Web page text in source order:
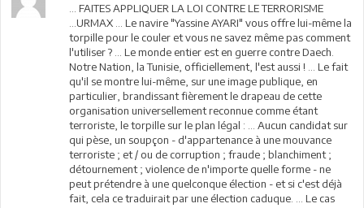
... FAITES APPLIQUER LA LOI CONTRE LE TERRORISME
...URMAX ... Le navire "Yassine AYARI" vous offre lui-même la
torpille pour le couler et vous ne savez même pas comment
l'utiliser ? ... Le monde entier est en guerre contre Daech.
Notre Nation, la Tunisie, officiellement, l'est aussi ! ... Le fait
qu'il se montre lui-même, sur une image publique, en
particulier, brandissant fièrement le drapeau de cette
organisation universellement reconnue comme étant
terroriste, le torpille sur le plan légal : ... Aucun candidat sur
qui pèse, un soupçon - d'appartenance à une mouvance
terroriste ; et / ou de corruption ; fraude ; blanchiment ;
détournement ; violence de n'importe quelle forme - ne
peut prétendre à une quelconque élection - et si c'est déjà
fait, cela ce traduirait par une élection caduque. ... Le cas